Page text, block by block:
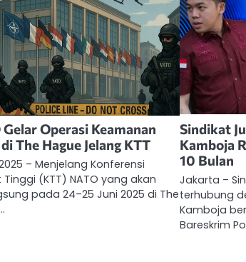
Gelar Operasi Keamanan
The Hague Jelang KTT
– Menjelang Konferensi
Tinggi (KTT) NATO yang akan
pada 24–25 Juni 2025 di The
Sindikat
Kamboja
10 Bulan
Jakarta –
terhubung
Kamboja
Bareskrim